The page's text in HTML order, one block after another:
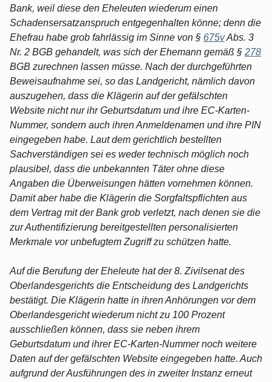
Bank, weil diese den Eheleuten wiederum einen
Schadensersatzanspruch entgegenhalten könne; denn die
Ehefrau habe grob fahrlässig im Sinne von § 675vAbs. 3
Nr. 2 BGB gehandelt, was sich der Ehemann gemäß § 278
BGB zurechnen lassen müsse. Nach der durchgeführten
Beweisaufnahme sei, so das Landgericht, nämlich davon
auszugehen, dass die Klägerin auf der gefälschten
Website nicht nur ihr Geburtsdatum und ihre EC-Karten-
Nummer, sondern auch ihren Anmeldenamen und ihre PIN
eingegeben habe. Laut dem gerichtlich bestellten
Sachverständigen sei es weder technisch möglich noch
plausibel, dass die unbekannten Täter ohne diese
Angaben die Überweisungen hätten vornehmen können.
Damit aber habe die Klägerin die Sorgfaltspflichten aus
dem Vertrag mit der Bank grob verletzt, nach denen sie die
zur Authentifizierung bereitgestellten personalisierten
Merkmale vor unbefugtem Zugriff zu schützen hatte.
Auf die Berufung der Eheleute hat der 8. Zivilsenat des
Oberlandesgerichts die Entscheidung des Landgerichts
bestätigt. Die Klägerin hatte in ihren Anhörungen vor dem
Oberlandesgericht wiederum nicht zu 100 Prozent
ausschließen können, dass sie neben ihrem
Geburtsdatum und ihrer EC-Karten-Nummer noch weitere
Daten auf der gefälschten Website eingegeben hatte. Auch
aufgrund der Ausführungen des in zweiter Instanz erneut